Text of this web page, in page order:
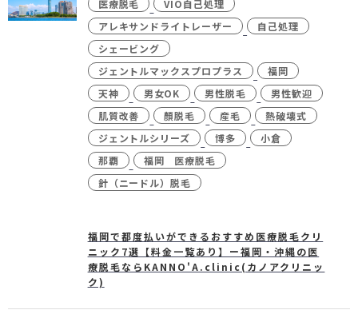
未成年の方へ
- ピコスポット
- VISIA
- CO2（炭酸ガス）レーザー
- ジュベルック(Juvelook)
- ボツリヌストキシン注射
- マッサージピール
- ダーマペン4
医療脱毛
VIO自己処理
アレキサンドライトレーザー
自己処理
シェービング
ジェントルマックスプロプラス
福岡
天神
男女OK 男性脱毛
男性歓迎
肌質改善
顏脱毛 産毛
熱破壊式
ジェントルシリーズ
博多
小倉
那覇
福岡 医療脱毛
針（ニードル）脱毛
福岡で都度払いができるおすすめ医療脱毛クリ
ニック7選【料金一覧あり】ー福岡・沖縄の医
療脱毛ならKANNO'A.clinic(カノアクリニッ
ク)